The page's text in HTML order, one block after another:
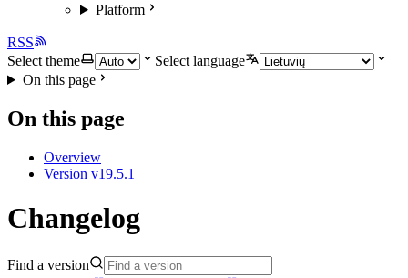
Platform
RSS
Select theme
Select language
On this page
On this page
Overview
Version v19.5.1
Changelog
Find a version